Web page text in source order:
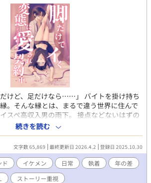
だけど、足だけなら……」 バイトを掛け持ち
。そんな縁とは、まるで違う世界に住んで
スペ高収入男の雨下。 接点などないはずの
のをきっかけに急接近！？ 靴や靴下をプレ
高価買取！？ 戸惑う縁に、雨下の要求は
ていく。 やがて、週に一度、脚を好きにさ
もちかけられ――！ 足フェチ変態ハイスペ
人好し男子の、ちょっと危ないマニアック
続きを読む
文字数 65,869 最終更新日 2026.4.2 登録日 2025.10.30
ド イケメン 日常 執着
年の差
ストーリー重視